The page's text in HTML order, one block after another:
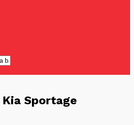
Kia Sportage